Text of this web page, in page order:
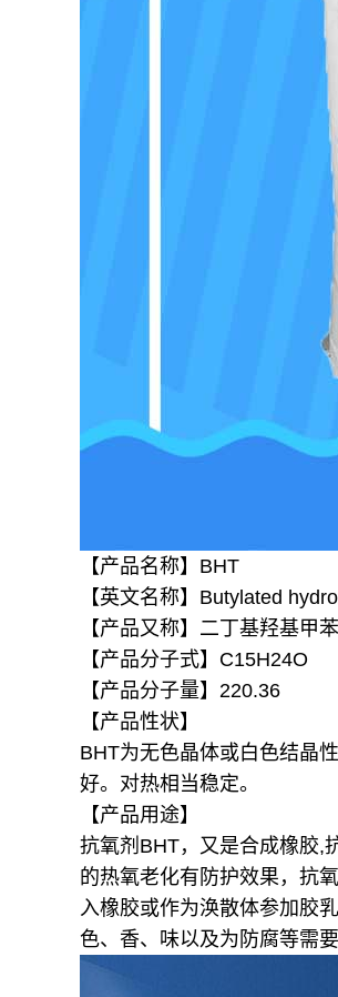
【产品名称】BHT
【英文名称】Butylated
【产品又称】二丁基羟基甲苯
【产品分子式】C15H24O
【产品分子量】220.36
【产品性状】
BHT为无色晶体或白色结晶
好。对热相当稳定。
【产品用途】
抗氧剂BHT，又是合成橡胶,
的热氧老化有防护效果，抗
入橡胶或作为涣散体参加胶
色、香、味以及为防腐等需